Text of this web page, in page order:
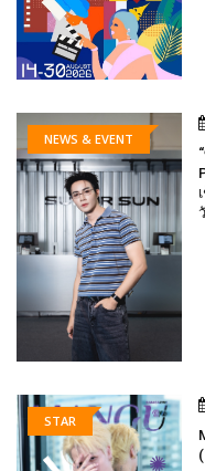
NEWS & EVENT
STAR